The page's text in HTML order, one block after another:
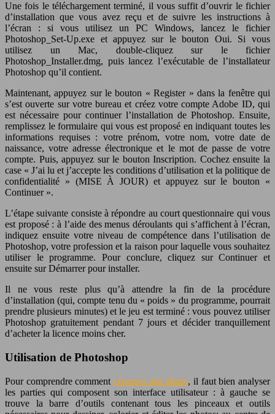
Une fois le téléchargement terminé, il vous suffit d’ouvrir le fichier
d’installation que vous avez reçu et de suivre les instructions à
l’écran : si vous utilisez un PC Windows, lancez le fichier
Photoshop_Set-Up.exe et appuyez sur le bouton Oui. Si vous
utilisez un Mac, double-cliquez sur le fichier
Photoshop_Installer.dmg, puis lancez l’exécutable de l’installateur
Photoshop qu’il contient.
Maintenant, appuyez sur le bouton « Register » dans la fenêtre qui
s’est ouverte sur votre bureau et créez votre compte Adobe ID, qui
est nécessaire pour continuer l’installation de Photoshop. Ensuite,
remplissez le formulaire qui vous est proposé en indiquant toutes les
informations requises : votre prénom, votre nom, votre date de
naissance, votre adresse électronique et le mot de passe de votre
compte. Puis, appuyez sur le bouton Inscription. Cochez ensuite la
case « J’ai lu et j’accepte les conditions d’utilisation et la politique de
confidentialité » (MISE À JOUR) et appuyez sur le bouton «
Continuer ».
L’étape suivante consiste à répondre au court questionnaire qui vous
est proposé : à l’aide des menus déroulants qui s’affichent à l’écran,
indiquez ensuite votre niveau de compétence dans l’utilisation de
Photoshop, votre profession et la raison pour laquelle vous souhaitez
utiliser le programme. Pour conclure, cliquez sur Continuer et
ensuite sur Démarrer pour installer.
Il ne vous reste plus qu’à attendre la fin de la procédure
d’installation (qui, compte tenu du « poids » du programme, pourrait
prendre plusieurs minutes) et le jeu est terminé : vous pouvez utiliser
Photoshop gratuitement pendant 7 jours et décider tranquillement
d’acheter la licence moins cher.
Utilisation de Photoshop
Pour comprendre comment censurer une photo, il faut bien analyser
les parties qui composent son interface utilisateur : à gauche se
trouve la barre d’outils contenant tous les pinceaux et outils